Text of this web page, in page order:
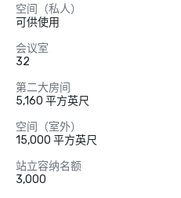
空间（私人）
可供使用
会议室
32
第二大房间
5,160 平方英尺
空间（室外）
15,000 平方英尺
站立容纳名额
3,000